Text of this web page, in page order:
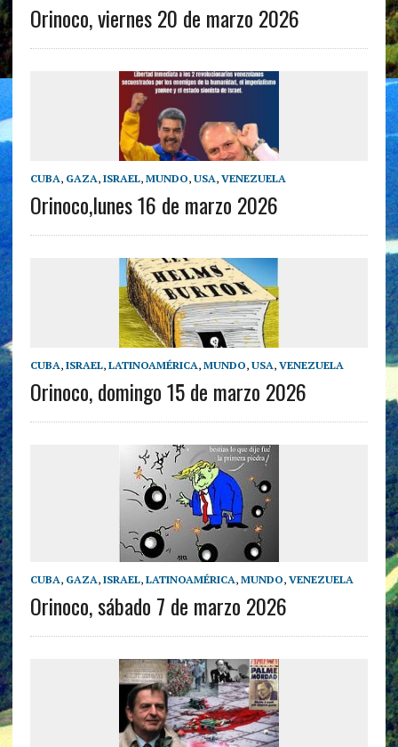
Orinoco, viernes 20 de marzo 2026
CUBA, GAZA, ISRAEL, MUNDO, USA, VENEZUELA
Orinoco,lunes 16 de marzo 2026
CUBA, ISRAEL, LATINOAMÉRICA, MUNDO, USA, VENEZUELA
Orinoco, domingo 15 de marzo 2026
CUBA, GAZA, ISRAEL, LATINOAMÉRICA, MUNDO, VENEZUELA
Orinoco, sábado 7 de marzo 2026